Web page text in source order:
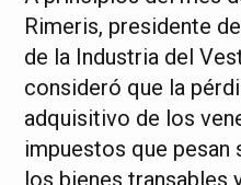
Rimeris, presidente
de la Industria del
consideró que la
adquisitivo de los
impuestos que